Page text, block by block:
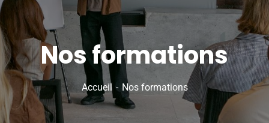
Nos formations
Accueil Nos formations